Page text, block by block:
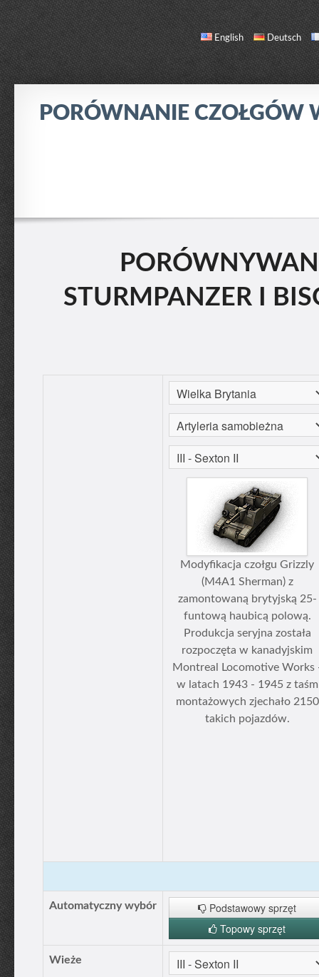
English Deutsch
PORÓWNANIE CZOŁGÓW
O NAS / KONTAKT
STURMPANZER I
Modyfikacja czołgu Grizzly
(M4A1 Sherman) z
zamontowaną brytyjską 25-
funtową haubicą polową.
Produkcja seryjna została
rozpoczęta w kanadyjskim
Montreal Locomotive Works
w latach 1943 - 1945 z taśm
montażowych zjechało 2150
takich pojazdów.
Automatyczny wybór
Podstawowy sprzęt
Topowy sprzęt
Wieże